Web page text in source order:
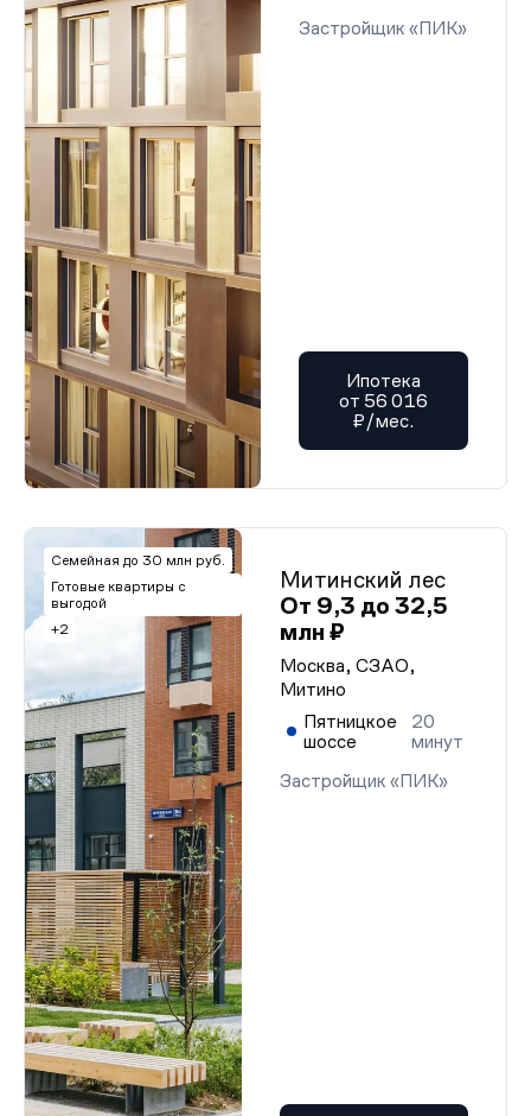
Застройщик «ПИК»
Ипотека
от 56 016
₽/мес.
Семейная до 30 млн руб.
Готовые квартиры с
выгодой
+2
Митинский лес
От 9,3 до 32,5
млн ₽
Москва, СЗАО,
Митино
Пятницкое
шоссе
20
минут
Застройщик «ПИК»